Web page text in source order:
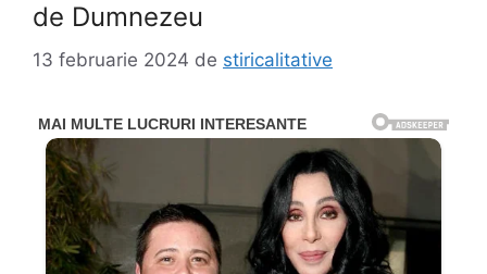
de Dumnezeu
13 februarie 2024 de stiricalitative